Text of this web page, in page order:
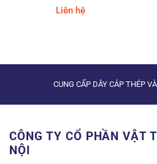
Liên hệ
CUNG CẤP DÂY CÁP THÉP
CÔNG TY CỔ PHẦN VẬT
NỘI